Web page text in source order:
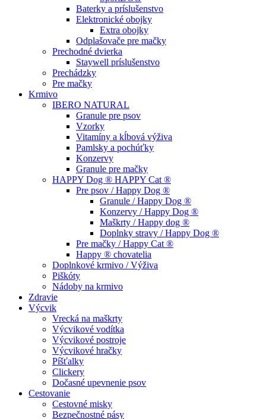
Baterky a príslušenstvo
Elektronické obojky
Extra obojky
Odplašovače pre mačky
Prechodné dvierka
Staywell príslušenstvo
Prechádzky
Pre mačky
Krmivo
IBERO NATURAL
Granule pre psov
Vzorky
Vitamíny a kĺbová výživa
Pamlsky a pochúťky
Konzervy
Granule pre mačky
HAPPY Dog ® HAPPY Cat ®
Pre psov / Happy Dog ®
Granule / Happy Dog ®
Konzervy / Happy Dog ®
Maškrty / Happy dog ®
Doplnky stravy / Happy Dog ®
Pre mačky / Happy Cat ®
Happy ® chovatelia
Doplnkové krmivo / Výživa
Piškóty
Nádoby na krmivo
Zdravie
Výcvik
Vrecká na maškrty
Výcvikové vodítka
Výcvikové postroje
Výcvikové hračky
Píšťalky
Clickery
Dočasné upevnenie psov
Cestovanie
Cestovné misky
Bezpečnostné pásy